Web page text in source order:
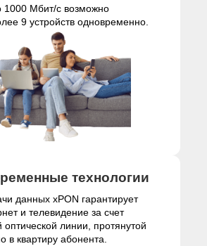
1000 Мбит/с возможно
9 устройств одновременно.
технологии
данных xPON гарантирует
и телевидение за счет
оптической линии, протянутой
в квартиру абонента.